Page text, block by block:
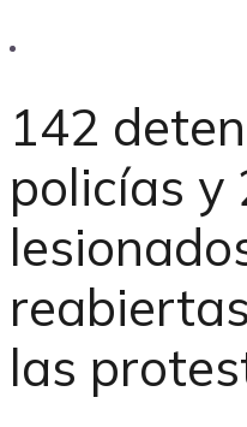
142
policías y
las